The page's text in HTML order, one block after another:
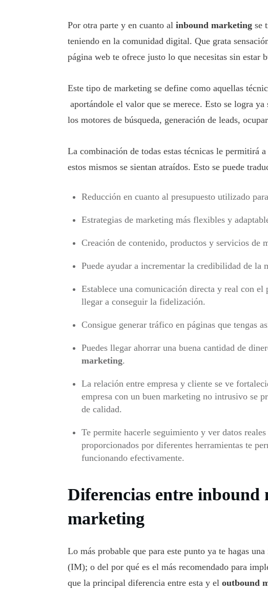
Por otra parte y en cuanto al inbound marketing se
teniendo en la comunidad digital. Que grata
página web te ofrece justo lo que necesitas sin estar
Este tipo de marketing se define como aquellas
aportándole el valor que se merece. Esto se logra
los motores de búsqueda, generación de leads,
La combinación de todas estas técnicas le permitirá
estos mismos se sientan atraídos. Esto se puede
Reducción en cuanto al presupuesto utilizado
Estrategias de marketing más flexibles y
Creación de contenido, productos y servicios de
Puede ayudar a incrementar la credibilidad de la
Establece una comunicación directa y real con
llegar a conseguir la fidelización.
Consigue generar tráfico en páginas que tengas
Puedes llegar ahorrar una buena cantidad de
marketing.
La relación entre empresa y cliente se ve
empresa con un buen marketing no intrusivo se
de calidad.
Te permite hacerle seguimiento y ver datos
proporcionados por diferentes herramientas te
funcionando efectivamente.
Diferencias entre
marketing
Lo más probable que para este punto ya te hagas
(IM); o del por qué es el más recomendado para
que la principal diferencia entre esta y el outbound